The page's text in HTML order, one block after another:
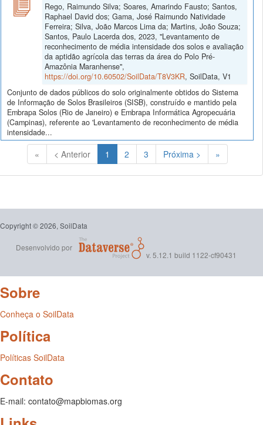
Rego, Raimundo Silva; Soares, Amarindo Fausto; Santos,
Raphael David dos; Gama, José Raimundo Natividade
Ferreira; Silva, João Marcos Lima da; Martins, João Souza;
Santos, Paulo Lacerda dos, 2023, "Levantamento de
reconhecimento de média intensidade dos solos e avaliação
da aptidão agrícola das terras da área do Polo Pré-
Amazônia Maranhense",
https://doi.org/10.60502/SoilData/T8V3KR, SoilData, V1
Conjunto de dados públicos do solo originalmente obtidos do Sistema
de Informação de Solos Brasileiros (SISB), construído e mantido pela
Embrapa Solos (Rio de Janeiro) e Embrapa Informática Agropecuária
(Campinas), referente ao 'Levantamento de reconhecimento de média
intensidade...
« < Anterior 1 (Atual)
2 3 Próxima > »
Copyright © 2026, SoilData
Desenvolvido por
v. 5.12.1 build 1122-cf90431
Sobre
Conheça o SoilData
Política
Políticas SoilData
Contato
E-mail: contato@mapbiomas.org